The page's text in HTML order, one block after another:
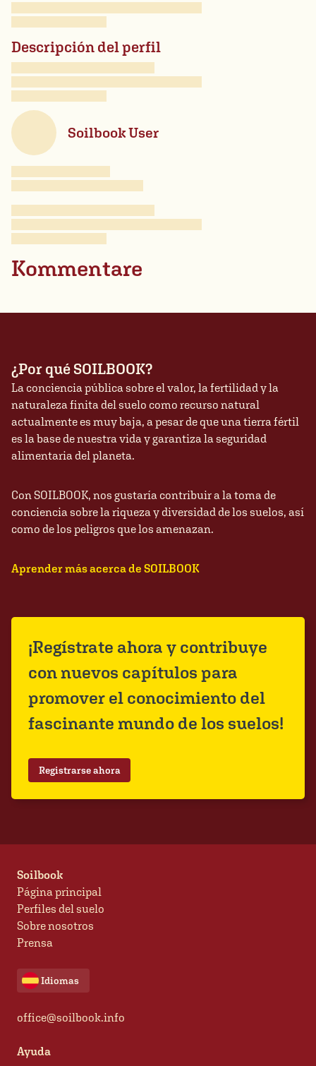
Descripción del perfil
Soilbook User
Kommentare
¿Por qué SOILBOOK?
La conciencia pública sobre el valor, la fertilidad y la
naturaleza finita del suelo como recurso natural
actualmente es muy baja, a pesar de que una tierra fértil
es la base de nuestra vida y garantiza la seguridad
alimentaria del planeta.
Con SOILBOOK, nos gustaría contribuir a la toma de
conciencia sobre la riqueza y diversidad de los suelos, así
como de los peligros que los amenazan.
Aprender más acerca de SOILBOOK
¡Regístrate ahora y contribuye
con nuevos capítulos para
promover el conocimiento del
fascinante mundo de los suelos!
Registrarse ahora
Soilbook
Página principal
Perfiles del suelo
Sobre nosotros
Prensa
Idiomas
office@soilbook.info
Ayuda